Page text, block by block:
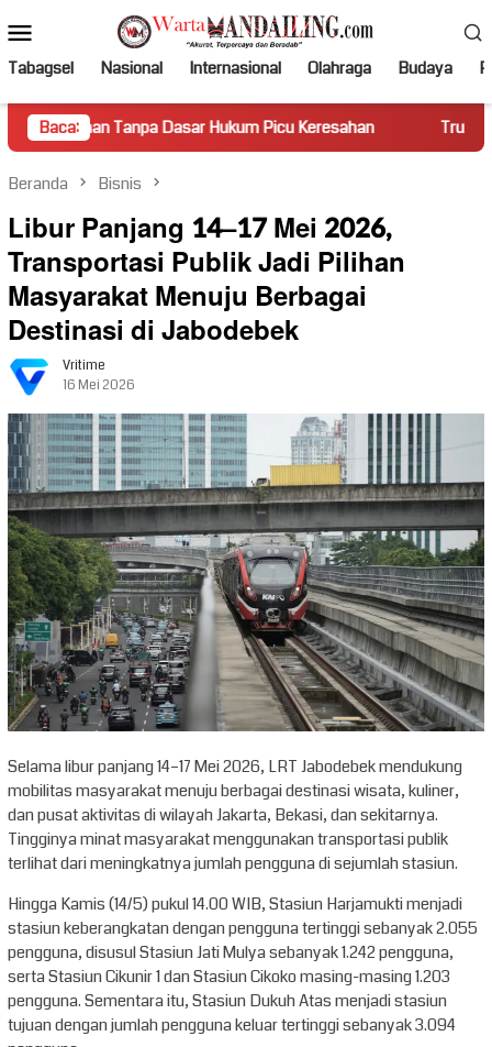
ke
kontenMobile
Tabagsel Nasional Internasional Olahraga Budaya
Baca:
Dasar Hukum Picu Keresahan Truk Miring Hambat
Beranda Bisnis
Libur Panjang 14–17 Mei 2026,
Transportasi Publik Jadi Pilihan
Masyarakat Menuju Berbagai
Destinasi di Jabodebek
Vritime
16 Mei 2026
Selama libur panjang 14–17 Mei 2026, LRT Jabodebek mendukung
mobilitas masyarakat menuju berbagai destinasi wisata, kuliner,
dan pusat aktivitas di wilayah Jakarta, Bekasi, dan sekitarnya.
Tingginya minat masyarakat menggunakan transportasi publik
terlihat dari meningkatnya jumlah pengguna di sejumlah stasiun.
Hingga Kamis (14/5) pukul 14.00 WIB, Stasiun Harjamukti menjadi
stasiun keberangkatan dengan pengguna tertinggi sebanyak 2.055
pengguna, disusul Stasiun Jati Mulya sebanyak 1.242 pengguna,
serta Stasiun Cikunir 1 dan Stasiun Cikoko masing-masing 1.203
pengguna. Sementara itu, Stasiun Dukuh Atas menjadi stasiun
tujuan dengan jumlah pengguna keluar tertinggi sebanyak 3.094